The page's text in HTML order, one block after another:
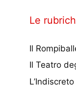
Le
Il
Il Teatro
L’Indiscreto